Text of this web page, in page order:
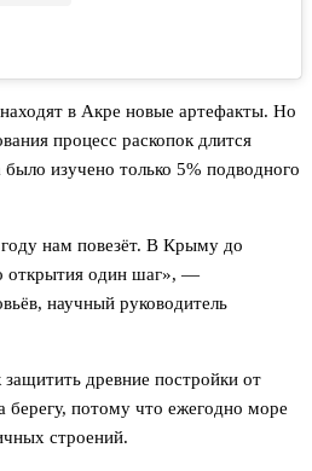
в Акре новые артефакты. Но
процесс раскопок длится
изучено только 5% подводного
нам повезёт. В Крыму до
открытия один шаг», —
научный руководитель
древние постройки от
берегу, потому что ежегодно море
строений.